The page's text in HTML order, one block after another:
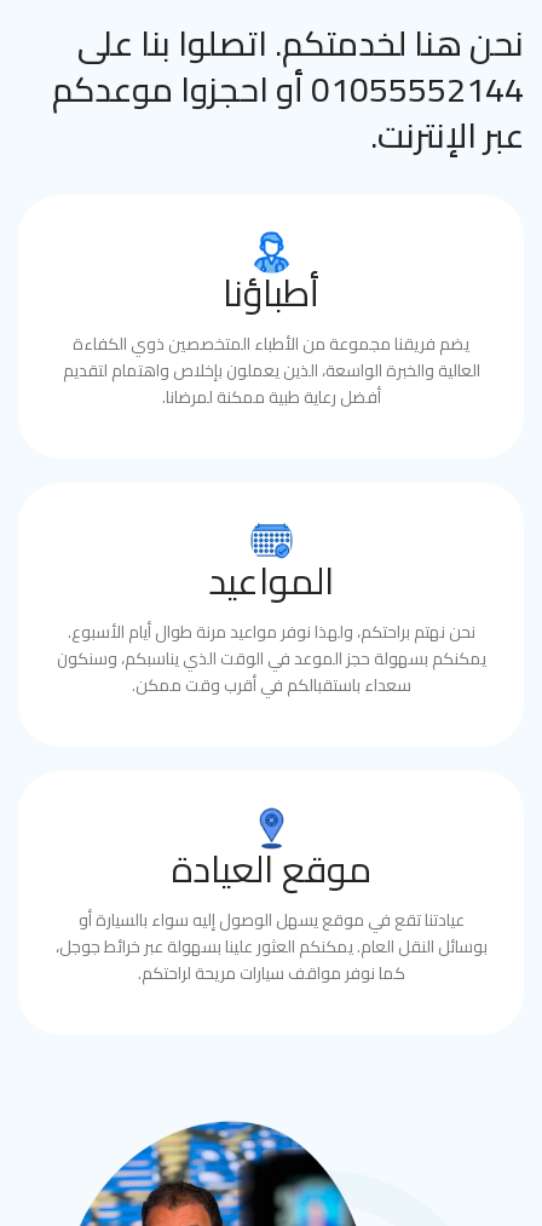
نحن هنا لخدمتكم. اتصلوا بنا على
01055552144 أو احجزوا موعدكم
عبر الإنترنت.
أطباؤنا
يضم فريقنا مجموعة من الأطباء المتخصصين ذوي الكفاءة
العالية والخبرة الواسعة، الذين يعملون بإخلاص واهتمام لتقديم
أفضل رعاية طبية ممكنة لمرضانا.
المواعيد
نحن نهتم براحتكم، ولهذا نوفر مواعيد مرنة طوال أيام الأسبوع.
يمكنكم بسهولة حجز الموعد في الوقت الذي يناسبكم، وسنكون
سعداء باستقبالكم في أقرب وقت ممكن.
موقع العيادة
عيادتنا تقع في موقع يسهل الوصول إليه سواء بالسيارة أو
بوسائل النقل العام. يمكنكم العثور علينا بسهولة عبر خرائط جوجل،
كما نوفر مواقف سيارات مريحة لراحتكم.